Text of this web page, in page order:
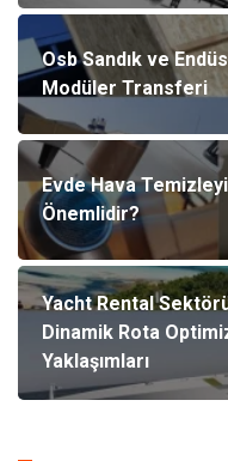
Osb Sandık ve
Modüler Transferi
Evde Hava
Önemlidir?
Yacht Rental
Dinamik Rota
Yaklaşımları